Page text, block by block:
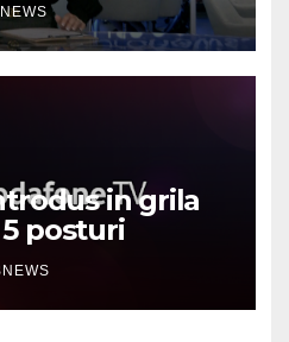
in grila
posturi